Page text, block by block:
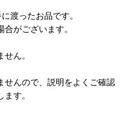
渡ったお品です。
がございます。
ん。
せんので、説明をよくご確認
す。